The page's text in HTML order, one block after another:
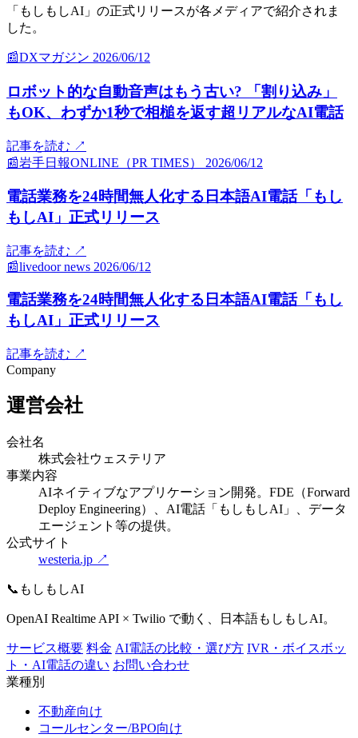
「もしもしAI」の正式リリースが各メディアで紹介されま
した。
📰DXマガジン 2026/06/12
ロボット的な自動音声はもう古い? 「割り込み」
もOK、わずか1秒で相槌を返す超リアルなAI電話
記事を読む ↗
📰岩手日報ONLINE（PR TIMES） 2026/06/12
電話業務を24時間無人化する日本語AI電話「もし
もしAI」正式リリース
記事を読む ↗
📰livedoor news 2026/06/12
電話業務を24時間無人化する日本語AI電話「もし
もしAI」正式リリース
記事を読む ↗
Company
運営会社
会社名
株式会社ウェステリア
事業内容
AIネイティブなアプリケーション開発。FDE（Forward
Deploy Engineering）、AI電話「もしもしAI」、データ
エージェント等の提供。
公式サイト
westeria.jp ↗
📞 もしもしAI
OpenAI Realtime API × Twilio で動く、日本語もしもしAI。
サービス概要 料金 AI電話の比較・選び方 IVR・ボイスボッ
ト・AI電話の違い お問い合わせ
業種別
不動産向け
コールセンター/BPO向け